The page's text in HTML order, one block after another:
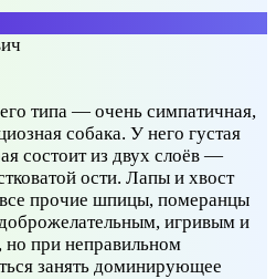
типа — очень симпатичная,
собака. У него густая
состоит из двух слоёв —
ости. Лапы и хвост
прочие шпицы, померанцы
игривым и
при неправильном
занять доминирующее